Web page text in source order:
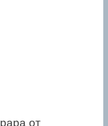
от